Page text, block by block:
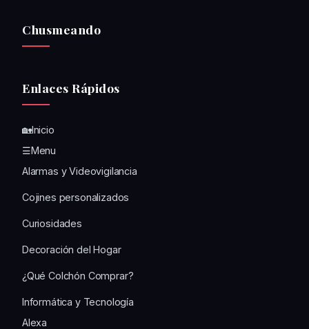
Chusmeando
Enlaces Rápidos
🏡Inicio
☰Menu
Alarmas y Videovigilancia
Cojines personalizados
Curiosidades
Decoración del Hogar
¿Qué Colchón Comprar?
Informática y Tecnología
Alexa